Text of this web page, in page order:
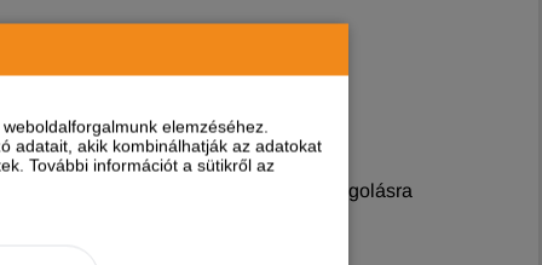
elemzéséhez.
adatait, akik kombinálhatják az adatokat
További információt a sütikről az
után adagolja a Kudo eledelt a csomagolásra